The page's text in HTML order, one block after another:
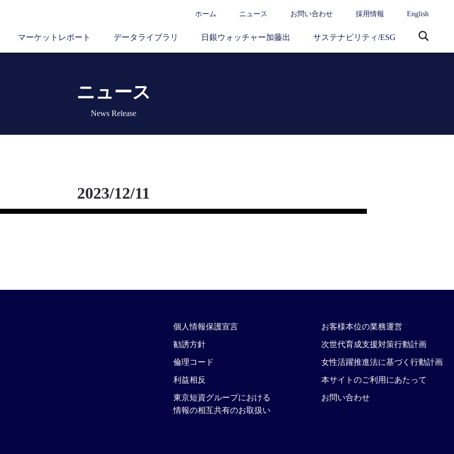
ホーム ニュース お問い合わせ 採用情報 English
マーケットレポート データライブラリ 日銀ウォッチャー加藤出 サステナビリティ/ESG
ニュース
News Release
2023/12/11
個人情報保護宣言
勧誘方針
倫理コード
利益相反
東京短資グループにおける
情報の相互共有のお取扱い
お客様本位の業務運営
次世代育成支援対策行動計画
女性活躍推進法に基づく行動計画
本サイトのご利用にあたって
お問い合わせ